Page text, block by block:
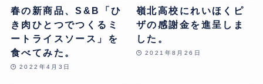
春の新商品、S&B「ひ
き肉ひとつでつくるミ
ートライスソース」を
食べてみた。
2022年4月3日
嶺北高校にれいほくピ
ザの感謝金を進呈しま
した。
2021年8月26日